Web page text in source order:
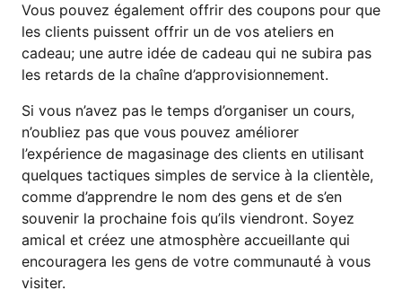
Vous pouvez également offrir des coupons pour que
les clients puissent offrir un de vos ateliers en
cadeau; une autre idée de cadeau qui ne subira pas
les retards de la chaîne d’approvisionnement.
Si vous n’avez pas le temps d’organiser un cours,
n’oubliez pas que vous pouvez améliorer
l’expérience de magasinage des clients en utilisant
quelques tactiques simples de service à la clientèle,
comme d’apprendre le nom des gens et de s’en
souvenir la prochaine fois qu’ils viendront. Soyez
amical et créez une atmosphère accueillante qui
encouragera les gens de votre communauté à vous
visiter.